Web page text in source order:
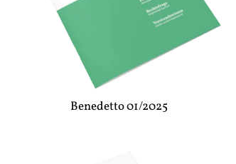
Benedetto 01/2025